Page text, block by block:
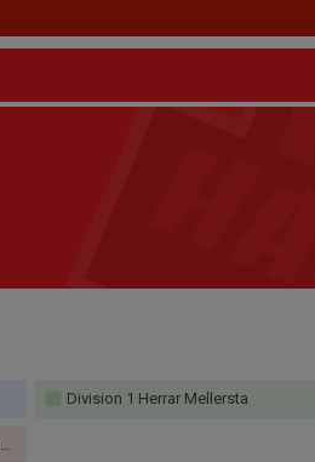
Division 1 Herrar Mellersta